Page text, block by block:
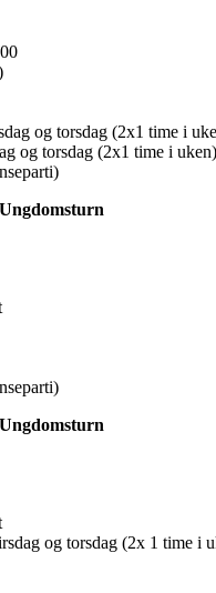
og torsdag (2x1 time i
og torsdag (2x1 time i uken)
og torsdag (2x 1 time i